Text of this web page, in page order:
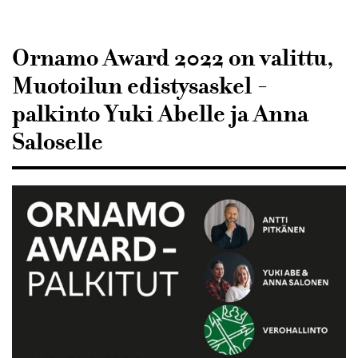
Ornamo Award 2022 on valittu,
Muotoilun edistysaskel -
palkinto Yuki Abelle ja Anna
Saloselle